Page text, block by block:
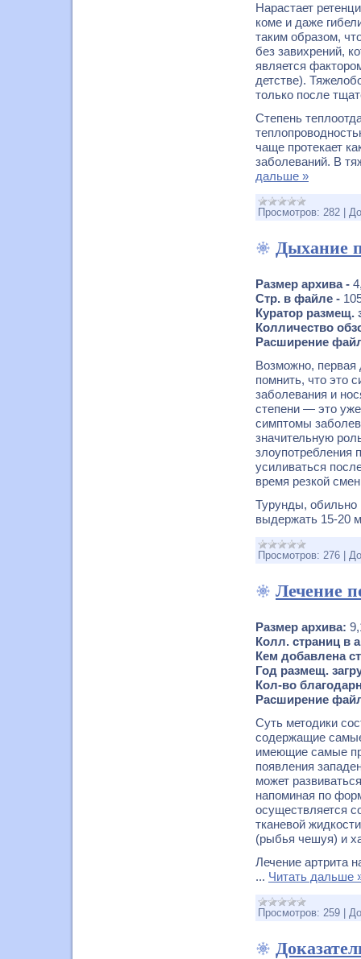
Нарастает
коме и даже
таким образом,
без завихрений,
является
детстве).
только после
Степень
чаще протекает
заболеваний. В
дальше »
Просмотров: 282
Дыхание
Размер архива -
Стр. в файле -
Куратор размещ.
Колличество
Расширение
Возможно, первая
помнить, что это
заболевания и
степени — это
симптомы
значительную
злоупотребления
усиливаться
время резкой
Турунды, обильно
выдержать 15-20
Просмотров: 276
Лечение
Размер архива:
Колл. страниц в
Кем добавлена
Год размещ.
Кол-во
Расширение
Суть методики
содержащие
имеющие самые
появления
может
напоминая по
осуществляется
тканевой
(рыбья чешуя) и
Лечение артрита
... Читать дальше
Просмотров: 259